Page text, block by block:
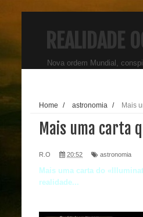
REALIDADE
Nova ordem Mundial,
Home / astronomia / Mais
Mais uma carta
R.O 20:52 astronomia
Mais uma carta do
realidade...